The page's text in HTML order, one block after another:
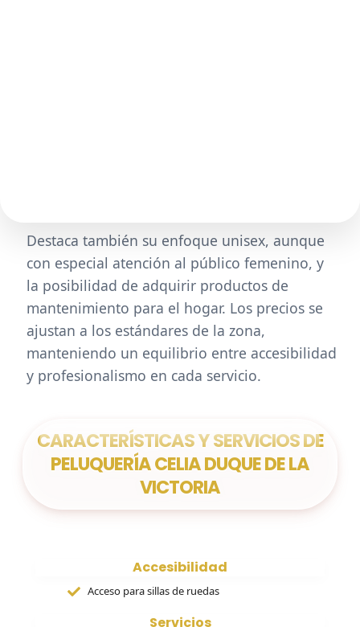
Destaca también su enfoque unisex, aunque
con especial atención al público femenino, y
la posibilidad de adquirir productos de
mantenimiento para el hogar. Los precios se
ajustan a los estándares de la zona,
manteniendo un equilibrio entre accesibilidad
y profesionalismo en cada servicio.
CARACTERÍSTICAS Y SERVICIOS DE
PELUQUERÍA CELIA DUQUE DE LA
VICTORIA
Accesibilidad
Acceso para sillas de ruedas
Servicios